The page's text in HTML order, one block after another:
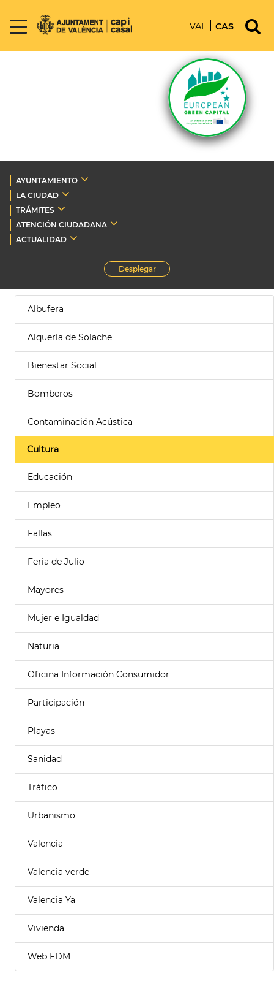
VAL CAS
AYUNTAMIENTO
LA CIUDAD
TRÁMITES
ATENCIÓN CIUDADANA
ACTUALIDAD
Desplegar
Albufera
Alquería de Solache
Bienestar Social
Bomberos
Contaminación Acústica
Cultura
Educación
Empleo
Fallas
Feria de Julio
Mayores
Mujer e Igualdad
Naturia
Oficina Información Consumidor
Participación
Playas
Sanidad
Tráfico
Urbanismo
Valencia
Valencia verde
Valencia Ya
Vivienda
Web FDM